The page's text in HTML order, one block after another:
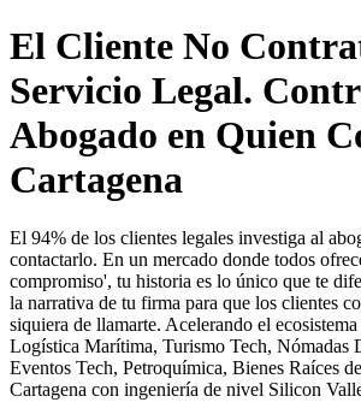
El Cliente No
Servicio Legal.
Abogado en Quien
Cartagena
El 94% de los clientes legales investiga al
contactarlo. En un mercado donde todos
compromiso', tu historia es lo único que te
la narrativa de tu firma para que los clientes
siquiera de llamarte. Acelerando el
Logística Marítima, Turismo Tech, Nómadas
Eventos Tech, Petroquímica, Bienes Raíces
Cartagena con ingeniería de nivel Silicon